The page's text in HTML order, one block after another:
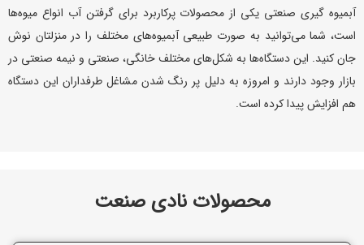
آبمیوه گیری صنعتی یکی از محصولات پرکاربرد برای گرفتن آب انواع میوه‌ها
است، شما می‌توانید به صورت طبیعی آبمیوه‌های مختلف را در منزلتان نوش
جان کنید. این دستگاه‌ها به شکل‌های مختلف خانگی، صنعتی و نیمه صنعتی در
بازار وجود دارند و امروزه به دلیل پر رنگ شدن مشاغل طرفداران‌ این دستگاه
هم افزایش پیدا کرده است.
محصولات نادی صنعت